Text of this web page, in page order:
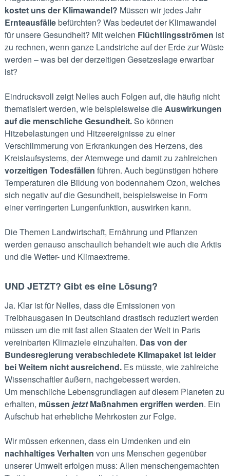
kostet uns der Klimawandel? Müssen wir jedes Jahr
Ernteausfällebefürchten? Was bedeutet der Klimawandel
für unsere Gesundheit? Mit welchen Flüchtlingsströmen ist
zu rechnen, wenn ganze Landstriche auf der Erde zur Wüste
werden – was bei der derzeitigen Gesetzeslage erwartbar
ist?
Eindrucksvoll zeigt Nelles auch Folgen auf, die häufig nicht
thematisiert werden, wie beispielsweise dieAuswirkungen
auf die menschliche Gesundheit.So können
Hitzebelastungen und Hitzeereignisse zu einer
Verschlimmerung von Erkrankungen des Herzens, des
Kreislaufsystems, der Atemwege und damit zu zahlreichen
vorzeitigen Todesfällen führen. Auch begünstigen höhere
Temperaturen die Bildung von bodennahem Ozon, welches
sich negativ auf die Gesundheit, beispielsweise in Form
einer verringerten Lungenfunktion, auswirken kann.
Die Themen Landwirtschaft, Ernährung und Pflanzen
werden genauso anschaulich behandelt wie auch die Arktis
und die Wetter- und Klimaextreme.
UND JETZT? Gibt es eine Lösung?
Ja. Klar ist für Nelles, dass die Emissionen von
Treibhausgasen in Deutschland drastisch reduziert werden
müssen um die mit fast allen Staaten der Welt in Paris
vereinbarten Klimaziele einzuhalten. Das von der
Bundesregierung verabschiedete Klimapaket ist leider
bei Weitem nicht ausreichend.Es müsste, wie zahlreiche
Wissenschaftler äußern, nachgebessert werden.
Um menschliche Lebensgrundlagen auf diesem Planeten zu
erhalten, müssen jetztMaßnahmen ergriffen werden. Ein
Aufschub hat erhebliche Mehrkosten zur Folge.
Wir müssen erkennen, dass ein Umdenken und ein
nachhaltiges Verhalten von uns Menschen gegenüber
unserer Umwelt erfolgen muss: Allen menschengemachten